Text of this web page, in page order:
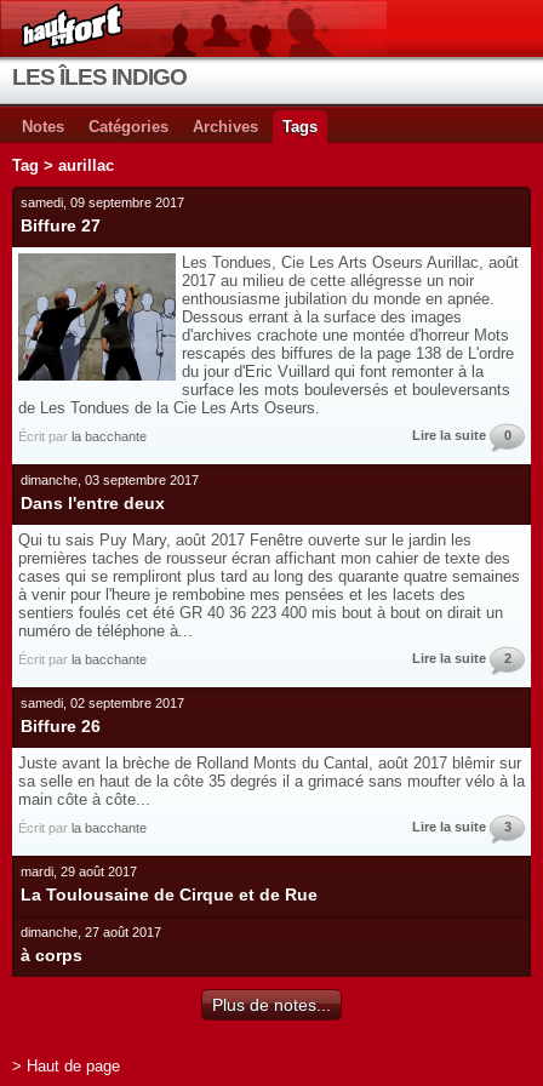
LES ÎLES INDIGO
Notes Catégories Archives Tags
Tag > aurillac
samedi, 09 septembre 2017
Biffure 27
Les Tondues, Cie Les Arts Oseurs Aurillac, août
2017 au milieu de cette allégresse un noir
enthousiasme jubilation du monde en apnée.
Dessous errant à la surface des images
d'archives crachote une montée d'horreur Mots
rescapés des biffures de la page 138 de L'ordre
du jour d'Eric Vuillard qui font remonter à la
surface les mots bouleversés et bouleversants
de Les Tondues de la Cie Les Arts Oseurs.
Écrit par la bacchante Lire la suite 0
dimanche, 03 septembre 2017
Dans l'entre deux
Qui tu sais Puy Mary, août 2017 Fenêtre ouverte sur le jardin les
premières taches de rousseur écran affichant mon cahier de texte des
cases qui se rempliront plus tard au long des quarante quatre semaines
à venir pour l'heure je rembobine mes pensées et les lacets des
sentiers foulés cet été GR 40 36 223 400 mis bout à bout on dirait un
numéro de téléphone à...
Écrit par la bacchante Lire la suite 2
samedi, 02 septembre 2017
Biffure 26
Juste avant la brèche de Rolland Monts du Cantal, août 2017 blêmir sur
sa selle en haut de la côte 35 degrés il a grimacé sans moufter vélo à la
main côte à côte...
Écrit par la bacchante Lire la suite 3
mardi, 29 août 2017
La Toulousaine de Cirque et de Rue
dimanche, 27 août 2017
à corps
Plus de notes...
> Haut de page